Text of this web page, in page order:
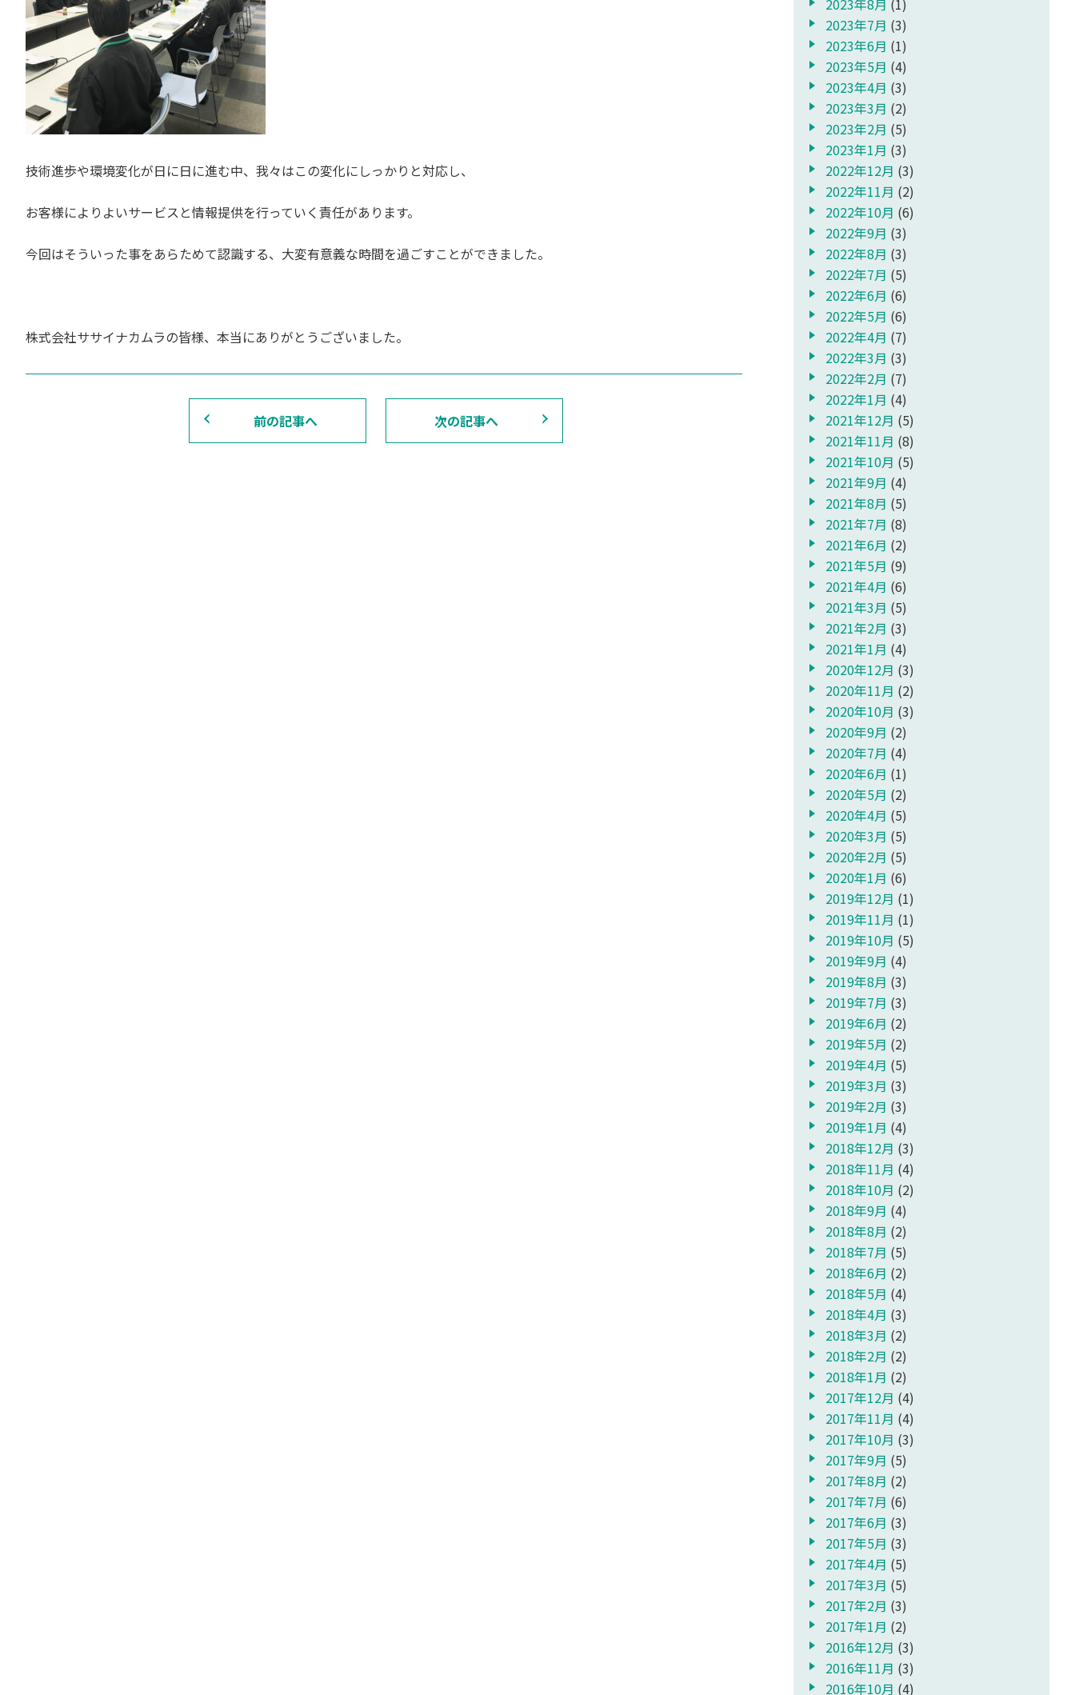
技術進歩や環境変化が日に日に進む中、我々はこの変化にしっかりと対応し、
お客様によりよいサービスと情報提供を行っていく責任があります。
今回はそういった事をあらためて認識する、大変有意義な時間を過ごすことができました。
株式会社ササイナカムラの皆様、本当にありがとうございました。
前の記事へ 次の記事へ
2023年7月 (3)
2023年6月 (1)
2023年5月 (4)
2023年4月 (3)
2023年3月 (2)
2023年2月 (5)
2023年1月 (3)
2022年12月 (3)
2022年11月 (2)
2022年10月 (6)
2022年9月 (3)
2022年8月 (3)
2022年7月 (5)
2022年6月 (6)
2022年5月 (6)
2022年4月 (7)
2022年3月 (3)
2022年2月 (7)
2022年1月 (4)
2021年12月 (5)
2021年11月 (8)
2021年10月 (5)
2021年9月 (4)
2021年8月 (5)
2021年7月 (8)
2021年6月 (2)
2021年5月 (9)
2021年4月 (6)
2021年3月 (5)
2021年2月 (3)
2021年1月 (4)
2020年12月 (3)
2020年11月 (2)
2020年10月 (3)
2020年9月 (2)
2020年7月 (4)
2020年6月 (1)
2020年5月 (2)
2020年4月 (5)
2020年3月 (5)
2020年2月 (5)
2020年1月 (6)
2019年12月 (1)
2019年11月 (1)
2019年10月 (5)
2019年9月 (4)
2019年8月 (3)
2019年7月 (3)
2019年6月 (2)
2019年5月 (2)
2019年4月 (5)
2019年3月 (3)
2019年2月 (3)
2019年1月 (4)
2018年12月 (3)
2018年11月 (4)
2018年10月 (2)
2018年9月 (4)
2018年8月 (2)
2018年7月 (5)
2018年6月 (2)
2018年5月 (4)
2018年4月 (3)
2018年3月 (2)
2018年2月 (2)
2018年1月 (2)
2017年12月 (4)
2017年11月 (4)
2017年10月 (3)
2017年9月 (5)
2017年8月 (2)
2017年7月 (6)
2017年6月 (3)
2017年5月 (3)
2017年4月 (5)
2017年3月 (5)
2017年2月 (3)
2017年1月 (2)
2016年12月 (3)
2016年11月 (3)
2016年10月 (4)